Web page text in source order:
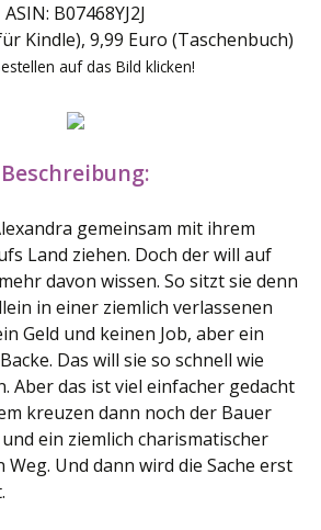
ASIN: B07468YJ2J
Kindle), 9,99 Euro (Taschenbuch)
auf das Bild klicken!
Beschreibung:
gemeinsam mit ihrem
Land ziehen. Doch der will auf
davon wissen. So sitzt sie denn
in einer ziemlich verlassenen
Geld und keinen Job, aber ein
Das will sie so schnell wie
Aber das ist viel einfacher gedacht
kreuzen dann noch der Bauer
ein ziemlich charismatischer
Und dann wird die Sache erst